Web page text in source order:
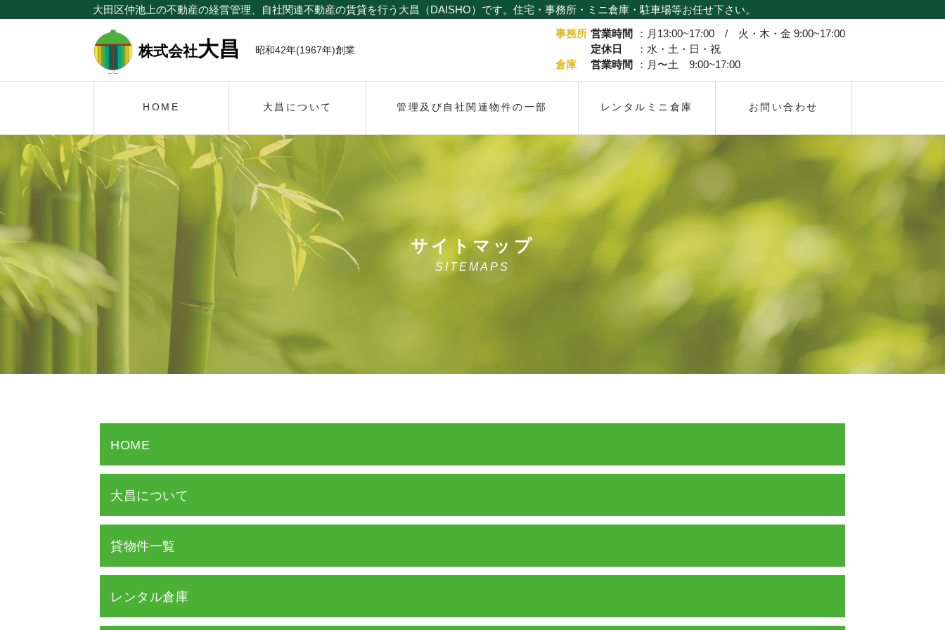
大田区仲池上の不動産の経営管理、自社関連不動産の賃貸を行う大昌（DAISHO）です。住宅・事務所・ミニ倉庫・駐車場等お任せ下さい。
株式会社大昌 昭和42年(1967年)創業
事務所 営業時間 ： 月13:00~17:00 /
火・木・金 9:00~17:00
定休日
： 水・土・日・祝
倉庫
営業時間 ： 月〜土 9:00~17:00
HOME 大昌について 管理及び自社関連物件の一部 レンタルミニ倉庫 お問い合わせ
サイトマップ
SITEMAPS
HOME
大昌について
貸物件一覧
レンタル倉庫